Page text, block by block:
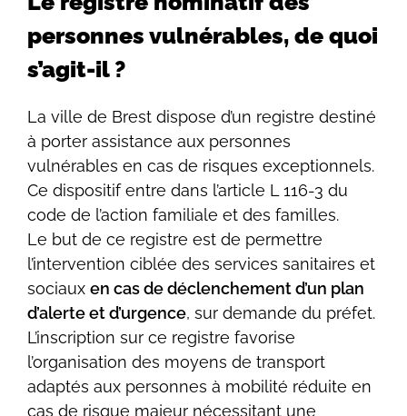
personnes vulnérables, de quoi
s’agit-il ?
La ville de Brest dispose d’un registre destiné
à porter assistance aux personnes
vulnérables en cas de risques exceptionnels.
Ce dispositif entre dans l’article L 116-3 du
code de l’action familiale et des familles.
Le but de ce registre est de permettre
l’intervention ciblée des services sanitaires et
sociaux en cas de déclenchement d’un plan
d’alerte et d’urgence, sur demande du préfet.
L’inscription sur ce registre favorise
l’organisation des moyens de transport
adaptés aux personnes à mobilité réduite en
cas de risque majeur nécessitant une